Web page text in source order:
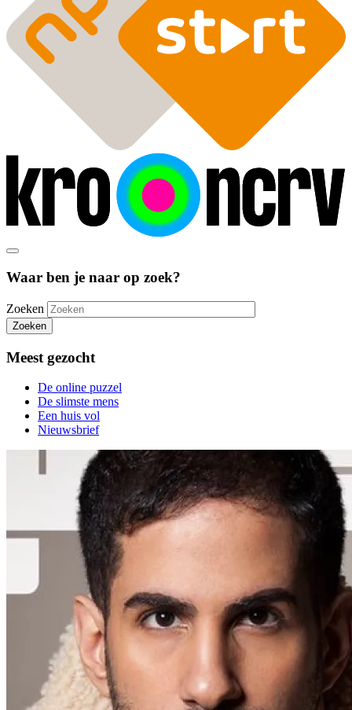
Waar ben je naar op zoek?
Zoeken
Zoeken
Meest gezocht
De online puzzel
De slimste mens
Een huis vol
Nieuwsbrief